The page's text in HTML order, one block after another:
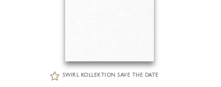
SWIRL KOLLEKTION SAVE THE DATE